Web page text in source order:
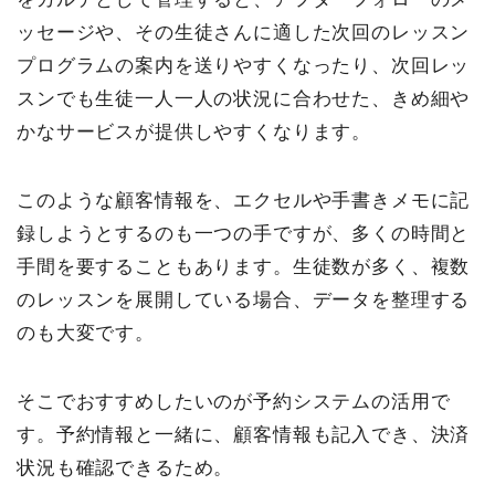
ッセージや、その生徒さんに適した次回のレッスン
プログラムの案内を送りやすくなったり、次回レッ
スンでも生徒一人一人の状況に合わせた、きめ細や
かなサービスが提供しやすくなります。
このような顧客情報を、エクセルや手書きメモに記
録しようとするのも一つの手ですが、多くの時間と
手間を要することもあります。生徒数が多く、複数
のレッスンを展開している場合、データを整理する
のも大変です。
そこでおすすめしたいのが予約システムの活用で
す。予約情報と一緒に、顧客情報も記入でき、決済
状況も確認できるため。